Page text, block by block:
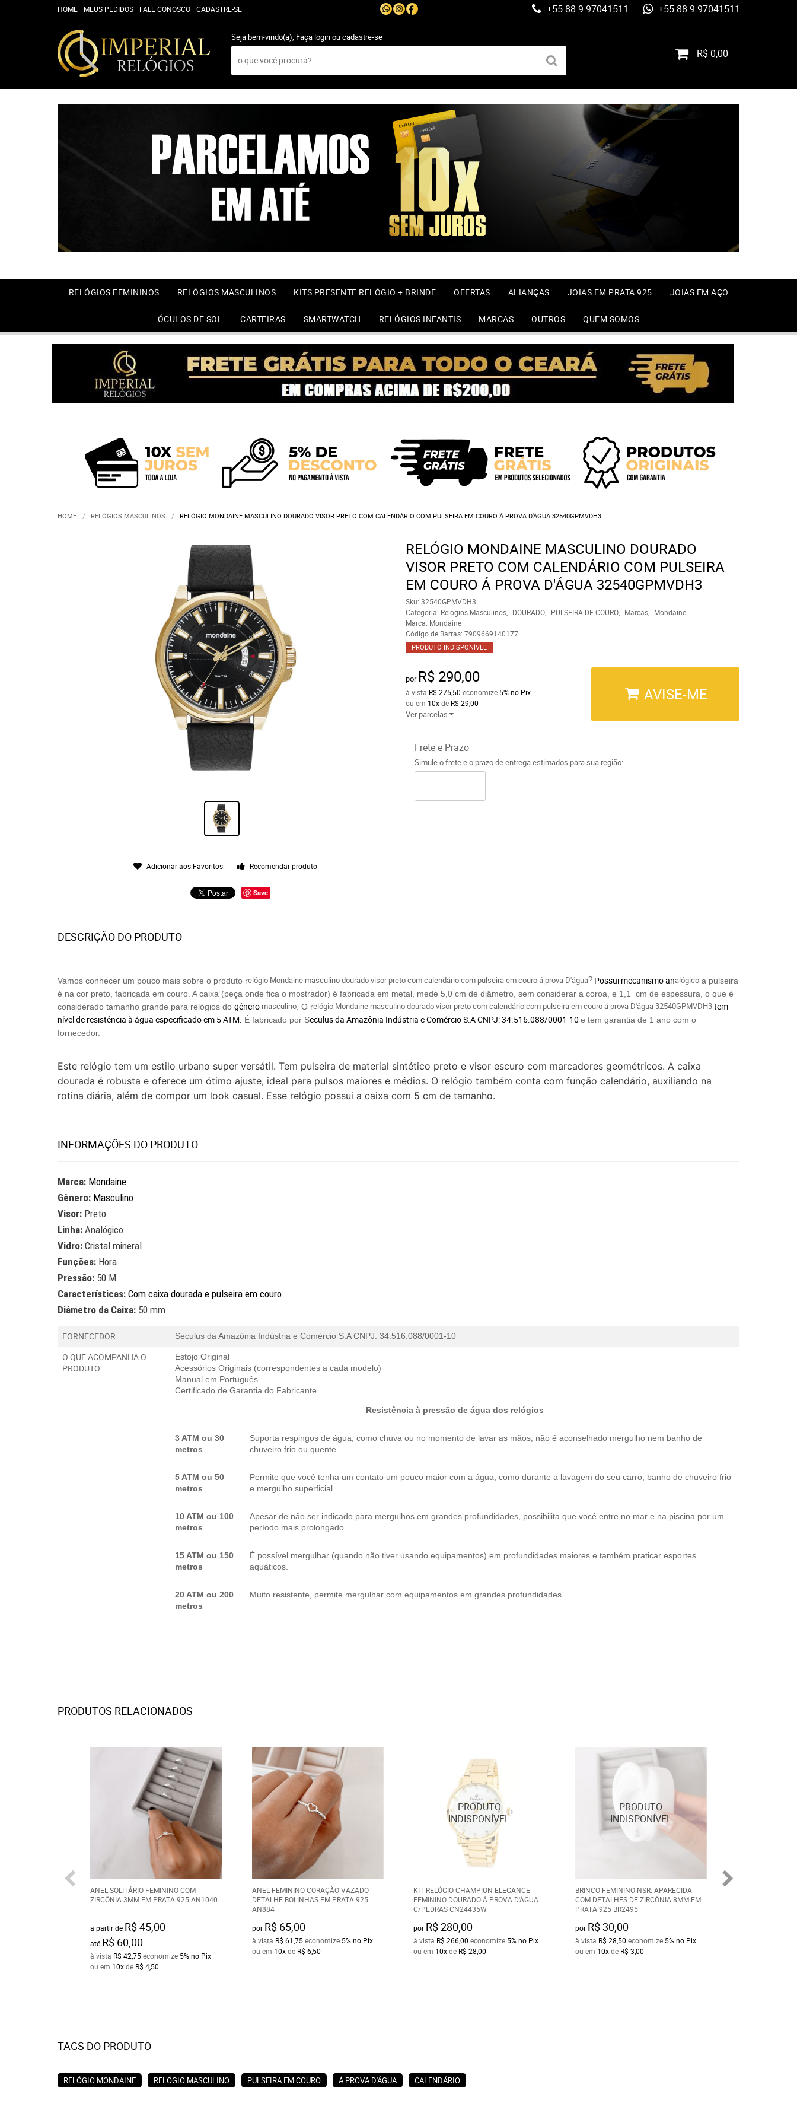
HOME MEUS PEDIDOS FALE CONOSCO CADASTRE-SE +55 88 9 97041511 +55 88 9 97041511
Seja bem-vindo(a), Faça loginoucadastre-se
R$ 0,00
RELÓGIOS FEMININOS RELÓGIOS MASCULINOS KITS PRESENTE RELÓGIO + BRINDE OFERTAS ALIANÇAS JOIAS EM PRATA 925 JOIAS EM AÇO
ÓCULOS DE SOL CARTEIRAS SMARTWATCH RELÓGIOS INFANTIS MARCAS OUTROS QUEM SOMOS
HOME RELÓGIOS MASCULINOS RELÓGIO MONDAINE MASCULINO DOURADO VISOR PRETO COM CALENDÁRIO COM PULSEIRA EM COURO Á PROVA D'ÁGUA 32540GPMVDH3
Adicionar aos Favoritos Recomendar produto
Save
RELÓGIO MONDAINE MASCULINO DOURADO
VISOR PRETO COM CALENDÁRIO COM PULSEIRA
EM COURO Á PROVA D'ÁGUA 32540GPMVDH3
Sku: 32540GPMVDH3
Categoria: Relógios Masculinos DOURADO PULSEIRA DE COURO Marcas
Mondaine
Marca: Mondaine
Código de Barras: 7909669140177
PRODUTO INDISPONÍVEL
por R$ 290,00
à vista R$ 275,50 economize 5% no Pix
ou em 10xde R$ 29,00
Ver parcelas
AVISE-ME
Frete e Prazo
Simule o frete e o prazo de entrega estimados para sua região:
DESCRIÇÃO DO PRODUTO
Vamos conhecer um pouco mais sobre o produto relógio Mondaine masculino dourado visor preto com calendário com pulseira em couro á prova D'água? Possui mecanismo analógico a pulseira
é na cor preto, fabricada em couro. A caixa (peça onde fica o mostrador) é fabricada em metal, mede 5,0 cm de diâmetro, sem considerar a coroa, e 1,1 cm de espessura, o que é
considerado tamanho grande para relógios do gênero masculino . O relógio Mondaine masculino dourado visor preto com calendário com pulseira em couro á prova D'água32540GPMVDH3tem
nível de resistência à água especificado em 5 ATM. É fabricado por Seculus da Amazônia Indústria e Comércio S.A CNPJ: 34.516.088/0001-10 e tem garantia de 1 ano com o
fornecedor.
Este relógio tem um estilo urbano super versátil. Tem pulseira de material sintético preto e visor escuro com marcadores geométricos. A caixa
dourada é robusta e oferece um ótimo ajuste, ideal para pulsos maiores e médios. O relógio também conta com função calendário, auxiliando na
rotina diária, além de compor um look casual. Esse relógio possui a caixa com 5 cm de tamanho.
INFORMAÇÕES DO PRODUTO
Marca: Mondaine
Gênero: Masculino
Visor: Preto
Linha: Analógico
Vidro: Cristal mineral
Funções: Hora
Pressão: 50 M
Características: Com caixa dourada e pulseira em couro
Diâmetro da Caixa: 50 mm
FORNECEDOR Seculus da Amazônia Indústria e Comércio S.A CNPJ: 34.516.088/0001-10
O QUE ACOMPANHA O
PRODUTO
Estojo Original
Acessórios Originais (correspondentes a cada modelo)
Manual em Português
Certificado de Garantia do Fabricante
Resistência à pressão de água dos relógios
3 ATM ou 30
metros
Suporta respingos de água, como chuva ou no momento de lavar as mãos, não é aconselhado mergulho nem banho de
chuveiro frio ou quente.
5 ATM ou 50
metros
Permite que você tenha um contato um pouco maior com a água, como durante a lavagem do seu carro, banho de chuveiro frio
e mergulho superficial.
10 ATM ou 100
metros
Apesar de não ser indicado para mergulhos em grandes profundidades, possibilita que você entre no mar e na piscina por um
período mais prolongado.
15 ATM ou 150
metros
É possível mergulhar (quando não tiver usando equipamentos) em profundidades maiores e também praticar esportes
aquáticos.
20 ATM ou 200
metros
Muito resistente, permite mergulhar com equipamentos em grandes profundidades.
PRODUTOS RELACIONADOS
ANEL SOLITÁRIO FEMININO COM
ZIRCÔNIA 3MM EM PRATA 925 AN1040
a partir de R$ 45,00
até R$ 60,00
à vista R$ 42,75economize 5%no Pix
ou em 10xde R$ 4,50
ANEL FEMININO CORAÇÃO VAZADO
DETALHE BOLINHAS EM PRATA 925
AN884
por R$ 65,00
à vista R$ 61,75economize 5% no Pix
ou em 10xde R$ 6,50
KIT RELÓGIO CHAMPION ELEGANCE
FEMININO DOURADO Á PROVA D'ÁGUA
C/PEDRAS CN24435W
por R$ 280,00
à vista R$ 266,00 economize 5%no Pix
ou em 10xde R$ 28,00
BRINCO FEMININO NSR. APARECIDA
COM DETALHES DE ZIRCÔNIA 8MM EM
PRATA 925 BR2495
por R$ 30,00
à vista R$ 28,50 economize 5% no Pix
ou em 10xde R$ 3,00
TAGS DO PRODUTO
RELÓGIO MONDAINE RELÓGIO MASCULINO PULSEIRA EM COURO Á PROVA D'ÁGUA CALENDÁRIO